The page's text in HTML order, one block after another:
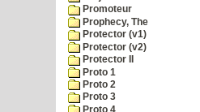
Promoteur
Prophecy, The
Protector (v1)
Protector (v2)
Protector II
Proto 1
Proto 2
Proto 3
Proto 4